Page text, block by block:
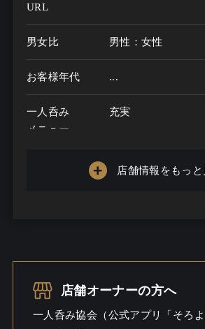
URL
男女比 男性：女性
お客様年代 ...
一人呑み
メニュー
充実
100
シーン
店舗情報をもっと
店舗オーナーの方へ
一人呑み協会（公式アプリ「そろ